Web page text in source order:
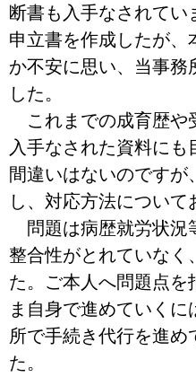
断書も入手なされて
申立書を作成したが、
か不安に思い、当事務
した。
これまでの成育歴や
入手なされた資料に
間違いはないのです
し、対応方法について
問題は病歴就労状況
整合性がとれていなく
た。ご本人へ問題点を
ま自身で進めていく
所で手続き代行を進め
た。